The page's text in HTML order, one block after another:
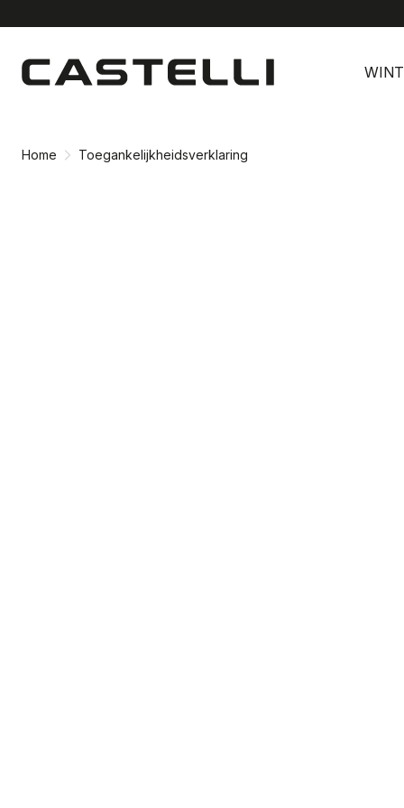
naar
inhoud
naar
navigatie
Home Toegankelijkheidsverklaring